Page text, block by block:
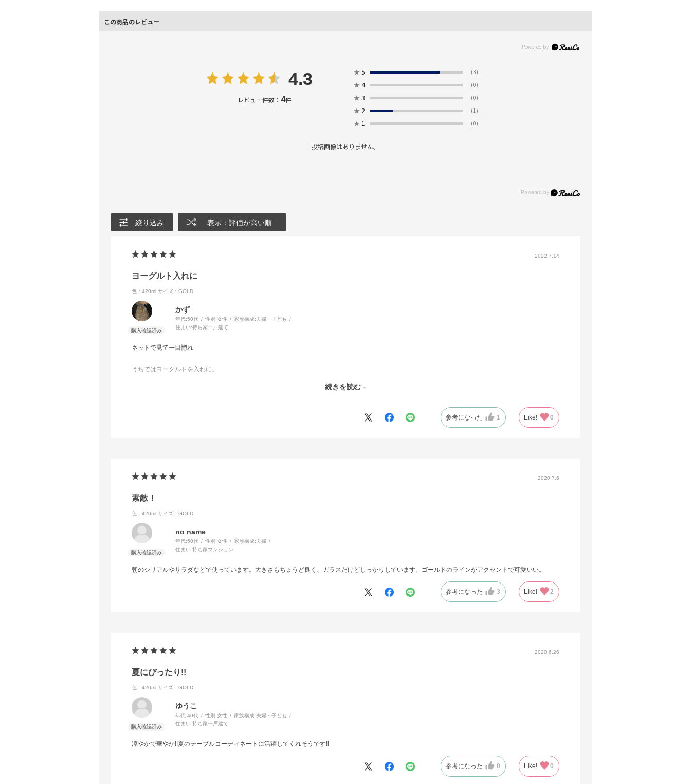
この商品のレビュー
4.3
レビュー件数： 4件
★ 5 (3)
★ 4 (0)
★ 3 (0)
★ 2 (1)
★ 1 (0)
投稿画像はありません。
絞り込み 表示：評価が高い順
2022.7.14
ヨーグルト入れに
色：420ml サイズ：GOLD
かず
年代:50代 性別:女性 家族構成:夫婦・子ども
住まい:持ち家一戸建て
ネットで見て一目惚れ
うちではヨーグルトを入れに。
続きを読む
参考になった 1 Like! 0
2020.7.6
素敵！
色：420ml サイズ：GOLD
no name
年代:50代 性別:女性 家族構成:夫婦
住まい:持ち家マンション
朝のシリアルやサラダなどで使っています。大きさもちょうど良く、ガラスだけどしっかりしています。ゴールドのラインがアクセントで可愛いい。
参考になった 3 Like! 2
2020.6.26
夏にぴったり!!
色：420ml サイズ：GOLD
ゆうこ
年代:40代 性別:女性 家族構成:夫婦・子ども
住まい:持ち家一戸建て
涼やかで華やか!!夏のテーブルコーディネートに活躍してくれそうです!!
参考になった 0 Like! 0